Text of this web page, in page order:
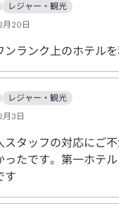
レジャー・観光
20日
ンランク上のホテル
レジャー・観光
3日
スタッフの対応にご
ったです。第一ホテ
す